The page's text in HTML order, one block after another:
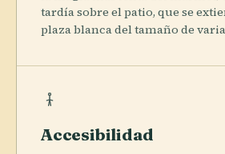
tardía sobre el patio, que se
plaza blanca del tamaño de
Accesibilidad